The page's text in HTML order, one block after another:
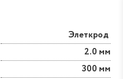
Элеткрод
2.0 мм
300 мм